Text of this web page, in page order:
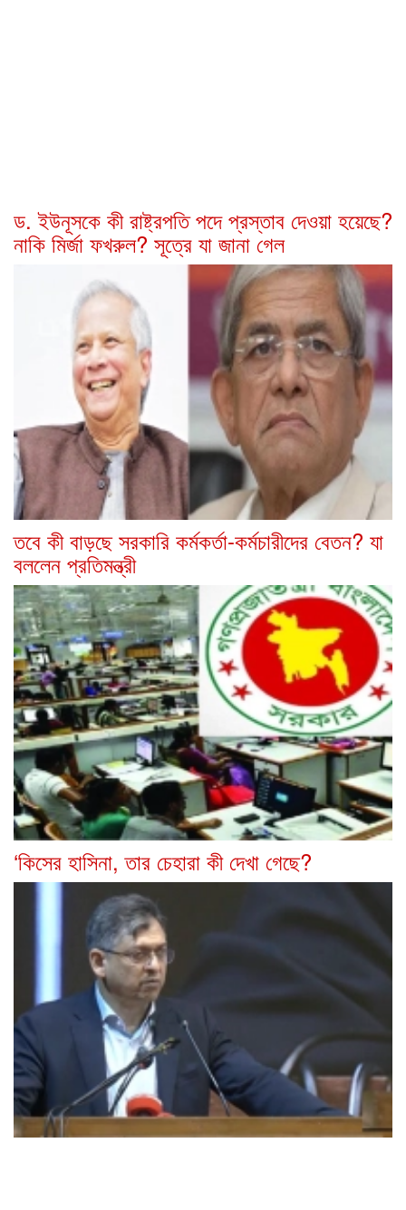
ড. ইউনূসকে কী রাষ্ট্রপতি পদে প্রস্তাব দেওয়া হয়েছে?
নাকি মির্জা ফখরুল? সূত্রে যা জানা গেল
তবে কী বাড়ছে সরকারি কর্মকর্তা-কর্মচারীদের বেতন? যা
বললেন প্রতিমন্ত্রী
‘কিসের হাসিনা, তার চেহারা কী দেখা গেছে?